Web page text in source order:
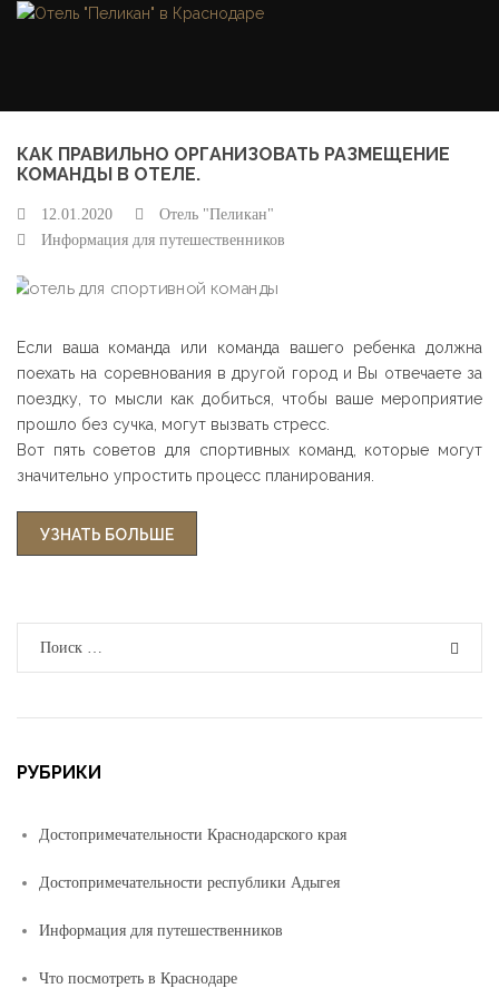
Skip
КАК ПРАВИЛЬНО ОРГАНИЗОВАТЬ РАЗМЕЩЕНИЕ
КОМАНДЫ В ОТЕЛЕ.
12.01.2020
Отель "Пеликан"
Информация для путешественников
Если ваша команда или команда вашего ребенка должна
поехать на соревнования в другой город и Вы отвечаете за
поездку, то мысли как добиться, чтобы ваше мероприятие
прошло без сучка, могут вызвать стресс.
Вот пять советов для спортивных команд, которые могут
значительно упростить процесс планирования.
УЗНАТЬ БОЛЬШЕ“КАК ПРАВИЛЬНО ОРГАНИЗОВАТЬ
РУБРИКИ
Достопримечательности Краснодарского края
Достопримечательности республики Адыгея
Информация для путешественников
Что посмотреть в Краснодаре